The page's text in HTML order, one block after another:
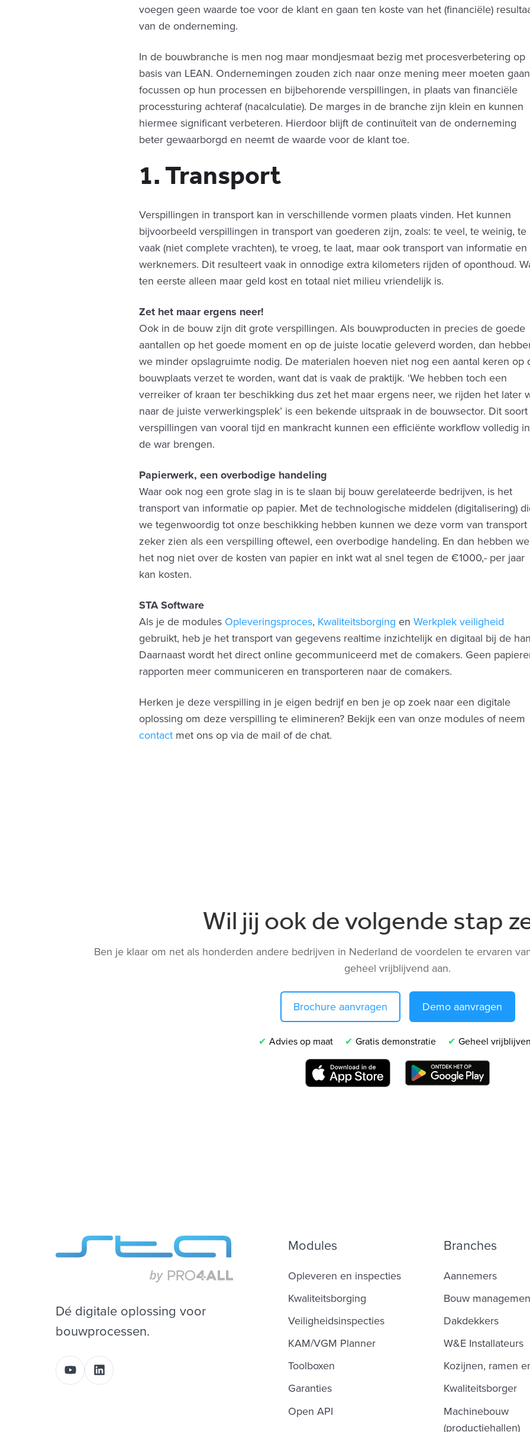
voegen geen waarde toe voor de klant en gaan ten koste van het (financiële)
van de onderneming.
In de bouwbranche is men nog maar mondjesmaat bezig met procesverbetering op
basis van LEAN. Ondernemingen zouden zich naar onze mening meer moeten gaan
focussen op hun processen en bijbehorende verspillingen, in plaats van financiële
processturing achteraf (nacalculatie). De marges in de branche zijn klein en kunnen
hiermee significant verbeteren. Hierdoor blijft de continuïteit van de onderneming
beter gewaarborgd en neemt de waarde voor de klant toe.
1. Transport
Verspillingen in transport kan in verschillende vormen plaats vinden. Het kunnen
bijvoorbeeld verspillingen in transport van goederen zijn, zoals: te veel, te weinig, te
vaak (niet complete vrachten), te vroeg, te laat, maar ook transport van informatie en
werknemers. Dit resulteert vaak in onnodige extra kilometers rijden of oponthoud.
ten eerste alleen maar geld kost en totaal niet milieu vriendelijk is.
Zet het maar ergens neer!
Ook in de bouw zijn dit grote verspillingen. Als bouwproducten in precies de goede
aantallen op het goede moment en op de juiste locatie geleverd worden, dan
we minder opslagruimte nodig. De materialen hoeven niet nog een aantal keren op
bouwplaats verzet te worden, want dat is vaak de praktijk. ‘We hebben toch een
verreiker of kraan ter beschikking dus zet het maar ergens neer, we rijden het later
naar de juiste verwerkingsplek’ is een bekende uitspraak in de bouwsector. Dit soort
verspillingen van vooral tijd en mankracht kunnen een efficiënte workflow volledig in
de war brengen.
Papierwerk, een overbodige handeling
Waar ook nog een grote slag in is te slaan bij bouw gerelateerde bedrijven, is het
transport van informatie op papier. Met de technologische middelen (digitalisering)
we tegenwoordig tot onze beschikking hebben kunnen we deze vorm van transport
zeker zien als een verspilling oftewel, een overbodige handeling. En dan hebben we
het nog niet over de kosten van papier en inkt wat al snel tegen de €1000,- per jaar
kan kosten.
STA Software
Als je de modules Opleveringsproces, Kwaliteitsborging enWerkplek veiligheid
gebruikt, heb je het transport van gegevens realtime inzichtelijk en digitaal bij de
Daarnaast wordt het direct online gecommuniceerd met de comakers. Geen
rapporten meer communiceren en transporteren naar de comakers.
Herken je deze verspilling in je eigen bedrijf en ben je op zoek naar een digitale
oplossing om deze verspilling te elimineren? Bekijk een van onze modules of neem
contact met ons op via de mail of de chat.
Wil jij ook de volgende stap
Ben je klaar om net als honderden andere bedrijven in Nederland de voordelen te ervaren
geheel vrijblijvend aan.
Brochure aanvragen Demo aanvragen
Advies op maat Gratis demonstratie Geheel
Dé digitale oplossing voor
bouwprocessen.
Modules
Opleveren en inspecties
Kwaliteitsborging
Veiligheidsinspecties
KAM/VGM Planner
Toolboxen
Garanties
Open API
Branches
Aannemers
Bouw
Dakdekkers
W&E Installateurs
Kozijnen, ramen
Kwaliteitsborger
Machinebouw
(productiehallen)